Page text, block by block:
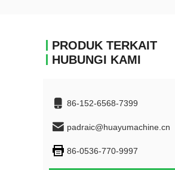
PRODUK TERKAIT
HUBUNGI KAMI
86-152-6568-7399
padraic@huayumachine.cn
86-0536-770-9997